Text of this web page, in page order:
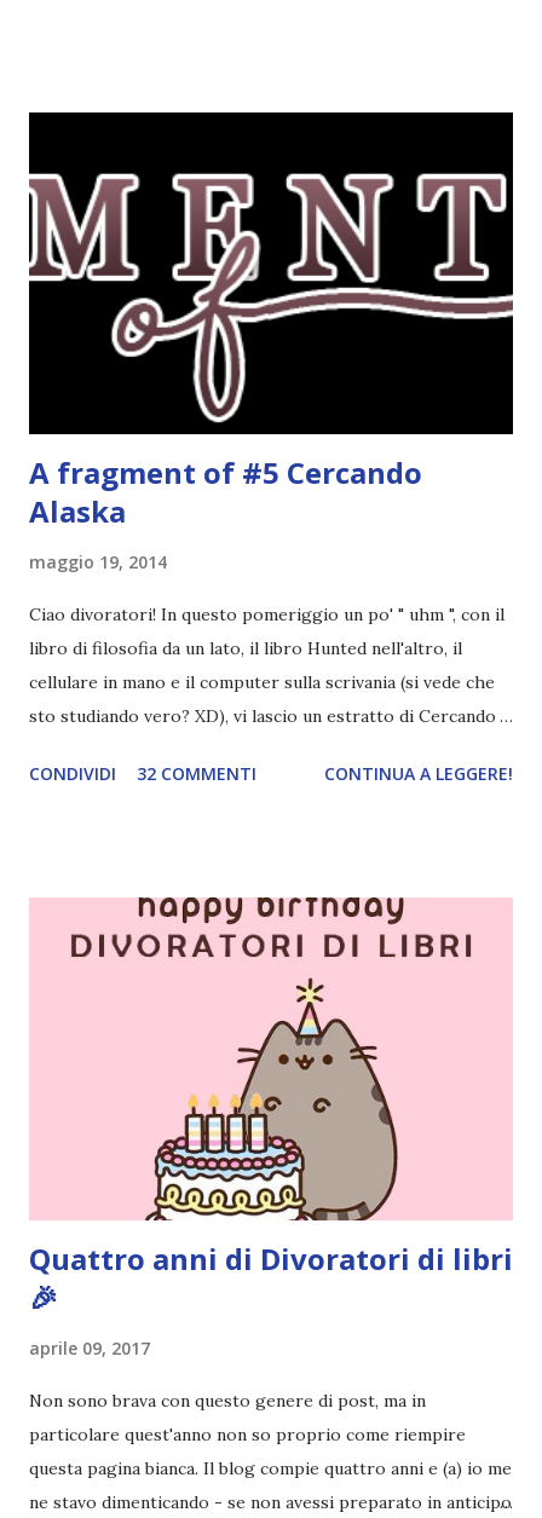
quanti possono dire di abitare in un palazzo antico nel
cuore di Londra, pieno di saloni, quadri e passaggi segreti?
E quanti, fra gli studenti della Saint Lennox High School,
possono vantare una famiglia altrettanto speciale, che da
una generazione all'altra si tramanda poteri misteriosi?
Eppure Gwen non ne è affatto convinta. Da...
A fragment of #5 Cercando
Alaska
maggio 19, 2014
Ciao divoratori! In questo pomeriggio un po' " uhm ", con il
libro di filosofia da un lato, il libro Hunted nell'altro, il
cellulare in mano e il computer sulla scrivania (si vede che
sto studiando vero? XD), vi lascio un estratto di Cercando
costante nelle rubriche. Odiavo lo sport. Odiavo lo sport,
cui si gioca a mini-baseball mia madre voleva che mi facessi
delle amicizie, così mi obbligò a entrare nella squadra dei
Pirati di Orlando. Mi feci degli amici eccome: una masnada di
bambini dell'asilo. Non fu un gran passo avanti, se l'obiettivo
era inserirmi fra i coetanei. Fu soprattutto perché come
statura sovrastavo tutti gli altri giocatori se quell'anno per
un pelo non entrai nella formazione ufficiale. Qu...
CONDIVIDI 32 COMMENTI CONTINUA A LEGGERE!
Quattro anni di Divoratori di libri
🎉
aprile 09, 2017
Non sono brava con questo genere di post, ma in
particolare quest'anno non so proprio come riempire
questa pagina bianca. Il blog compie quattro anni e (a) io me
ne stavo dimenticando - se non avessi preparato in anticipo